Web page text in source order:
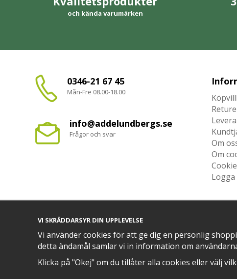
och kända varumärken
0346-21 67 45
Mån-Fre 08.00-18.00
info@addelundbergs.se
Frågor och svar
Om
Om
Logga
VI SKRÄDDARSYR DIN UPPLEVELSE
Vi använder cookies för att ge dig en personlig
detta ändamål samlar vi in information om
Klicka på "Okej" om du tillåter alla cookies eller välj